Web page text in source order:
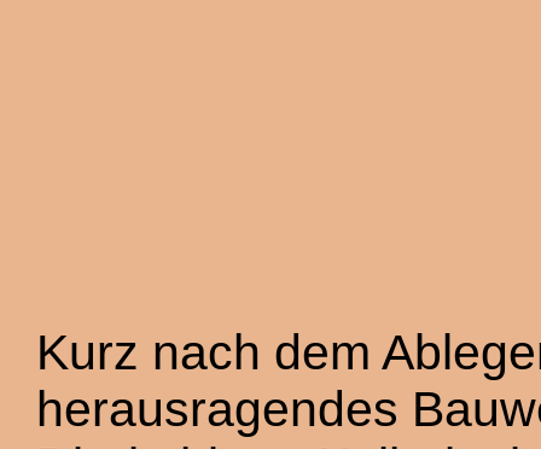
Kurz nach dem
herausragendes